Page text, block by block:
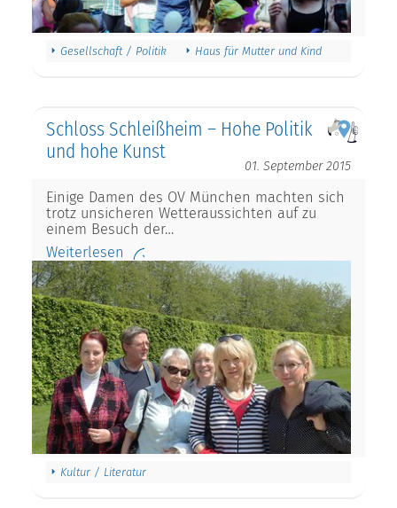
Gesellschaft / Politik Haus für Mutter und Kind
Schloss Schleißheim – Hohe Politik
und hohe Kunst
01. September 2015
Einige Damen des OV München machten sich
trotz unsicheren Wetteraussichten auf zu
einem Besuch der…
Weiterlesen
Kultur / Literatur